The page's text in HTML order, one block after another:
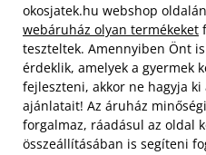
okosjatek.hu webshop
webáruház olyan termékeket
teszteltek. Amennyiben Önt
érdeklik, amelyek a gyermek
fejleszteni, akkor ne hagyja
ajánlatait! Az áruház
forgalmaz, ráadásul az oldal
összeállításában is segíteni